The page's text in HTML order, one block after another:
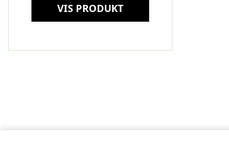
VIS PRODUKT